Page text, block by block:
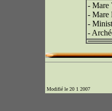
- Mare
- Mare
-
-
Modifié le 20 1 2007